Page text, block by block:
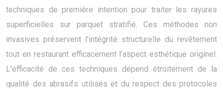
techniques de première intention pour traiter les rayures
superficielles sur parquet stratifié. Ces méthodes non
invasives préservent l’intégrité structurelle du revêtement
tout en restaurant efficacement l’aspect esthétique originel.
L’efficacité de ces techniques dépend étroitement de la
qualité des abrasifs utilisés et du respect des protocoles